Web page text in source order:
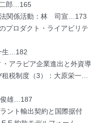
郎…165
法関係活動：林 司宣…173
プロダクト・ライアビリテ
生…182
ラビア企業進出と外資導
税制度（3）：大原栄一…
俊雄…187
ント輸出契約と国際据付